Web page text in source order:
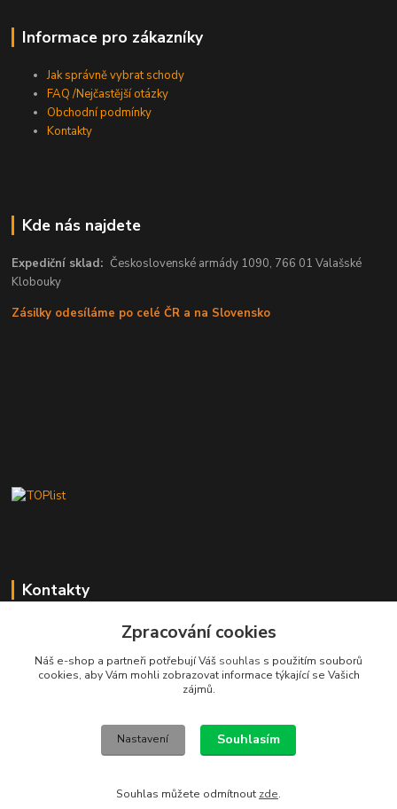
Informace pro zákazníky
Jak správně vybrat schody
FAQ /Nejčastější otázky
Obchodní podmínky
Kontakty
Kde nás najdete
Expediční sklad:Československé armády 1090, 766 01 Valašské
Klobouky
Zásilky odesíláme po celé ČR a na Slovensko
Kontakty
Stanislav Fuks
605 703 535
Po-Čt 7.00 - 16.00 hod. Pá 7.00 - 12.00 hod.
Zpracování cookies
Náš e-shop a partneři potřebují Váš souhlas s použitím souborů
cookies, aby Vám mohli zobrazovat informace týkající se Vašich
zájmů.
Nastavení Souhlasím
Souhlas můžete odmítnout zde.